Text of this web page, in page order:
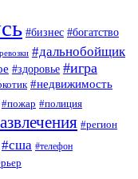
#бизнес #богатство
#дальнобойщик
#здоровье #игра
#недвижимость
#пожар #полиция
#регион
#сша #телефон